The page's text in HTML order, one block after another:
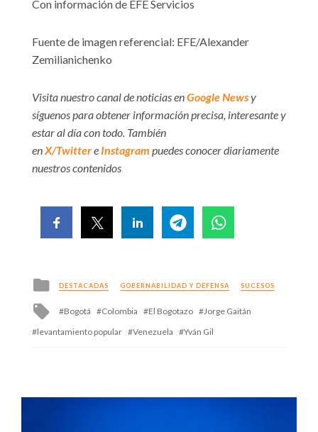
Con información de EFE Servicios
Fuente de imagen referencial: EFE/Alexander
Zemilianichenko
Visita nuestro canal de noticias enGoogle Newsy
síguenos para obtener información precisa, interesante y
estar al día con todo. También
enX/Twittere Instagram puedes conocer diariamente
nuestros contenidos
Posted
in
DESTACADAS GOBERNABILIDAD Y DEFENSA SUCESOS
Tagged
with
Bogotá Colombia El Bogotazo
Jorge Gaitán
levantamiento popular
Venezuela Yván Gil